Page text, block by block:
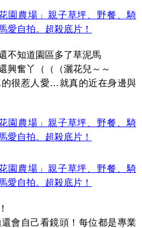
不知道園區多了草泥馬
興奮丫（（（灑花兒～～
很惹人愛…就真的近在身邊與
會自己看鏡頭！每位都是專業